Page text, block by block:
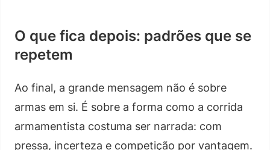
O que fica depois: padrões que se
repetem
Ao final, a grande mensagem não é sobre
armas em si. É sobre a forma como a corrida
armamentista costuma ser narrada: com
pressa, incerteza e competição por vantagem.